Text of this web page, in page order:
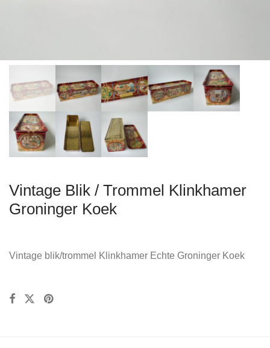
Vintage Blik / Trommel Klinkhamer
Groninger Koek
Vintage blik/trommel Klinkhamer Echte Groninger Koek